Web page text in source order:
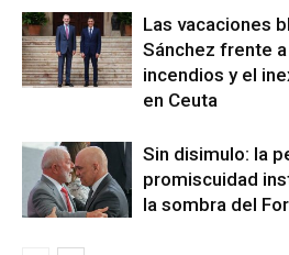
Las vacaciones
Sánchez frente
incendios y el
en Ceuta
Sin disimulo: la
promiscuidad
la sombra del